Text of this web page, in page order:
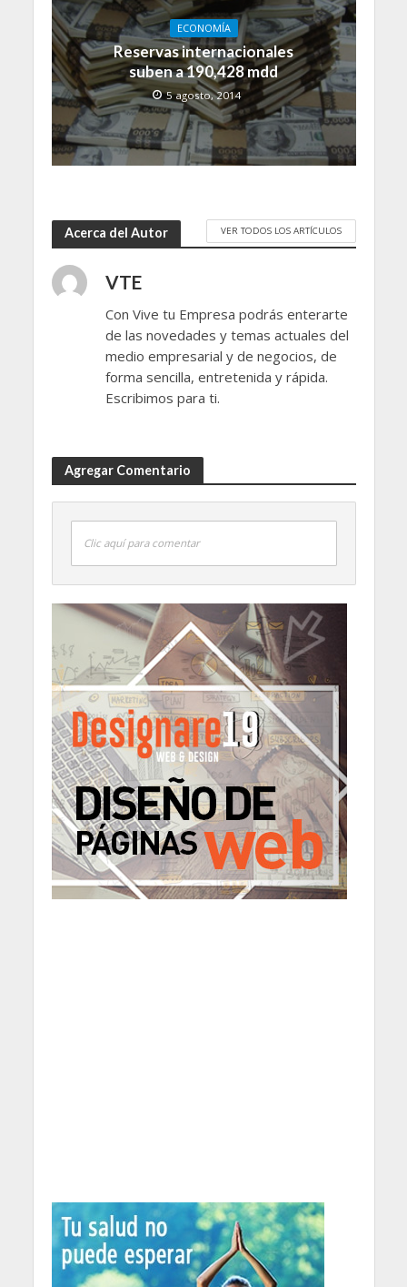
ECONOMÍA
Reservas internacionales
suben a 190,428 mdd
5 agosto, 2014
Acerca del Autor VER TODOS LOS ARTÍCULOS
VTE
Con Vive tu Empresa podrás enterarte
de las novedades y temas actuales del
medio empresarial y de negocios, de
forma sencilla, entretenida y rápida.
Escribimos para ti.
Agregar Comentario
Clic aquí para comentar